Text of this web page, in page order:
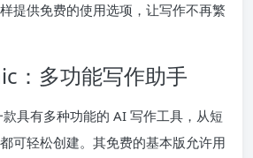
提供免费的使用选项，让写作不再繁
：多功能写作助手
具有多种功能的 AI 写作工具，从短
可轻松创建。其免费的基本版允许用